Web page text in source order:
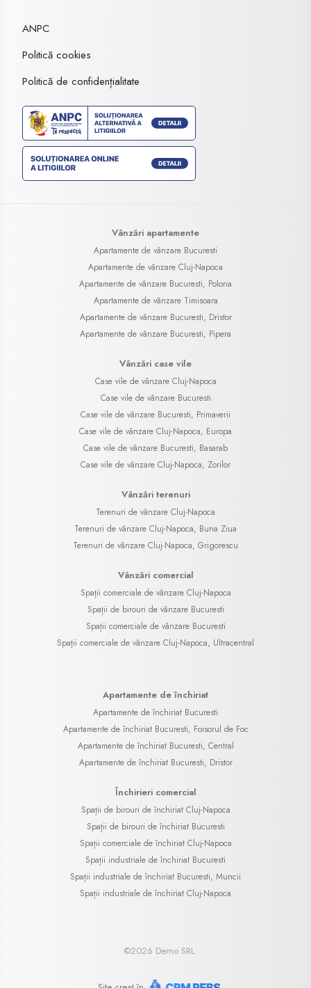
ANPC
Politică cookies
Politică de confidențialitate
Vânzări apartamente
Apartamente de vânzare Bucuresti
Apartamente de vânzare Cluj-Napoca
Apartamente de vânzare Bucuresti, Polona
Apartamente de vânzare Timisoara
Apartamente de vânzare Bucuresti, Dristor
Apartamente de vânzare Bucuresti, Pipera
Vânzări case vile
Case vile de vânzare Cluj-Napoca
Case vile de vânzare Bucuresti
Case vile de vânzare Bucuresti, Primaverii
Case vile de vânzare Cluj-Napoca, Europa
Case vile de vânzare Bucuresti, Basarab
Case vile de vânzare Cluj-Napoca, Zorilor
Vânzări terenuri
Terenuri de vânzare Cluj-Napoca
Terenuri de vânzare Cluj-Napoca, Buna Ziua
Terenuri de vânzare Cluj-Napoca, Grigorescu
Vânzări comercial
Spații comerciale de vânzare Cluj-Napoca
Spații de birouri de vânzare Bucuresti
Spații comerciale de vânzare Bucuresti
Spații comerciale de vânzare Cluj-Napoca, Ultracentral
Apartamente de închiriat
Apartamente de închiriat Bucuresti
Apartamente de închiriat Bucuresti, Foisorul de Foc
Apartamente de închiriat Bucuresti, Central
Apartamente de închiriat Bucuresti, Dristor
Închirieri comercial
Spații de birouri de închiriat Cluj-Napoca
Spații de birouri de închiriat Bucuresti
Spații comerciale de închiriat Cluj-Napoca
Spații industriale de închiriat Bucuresti
Spații industriale de închiriat Bucuresti, Muncii
Spații industriale de închiriat Cluj-Napoca
©2026 Demo SRL